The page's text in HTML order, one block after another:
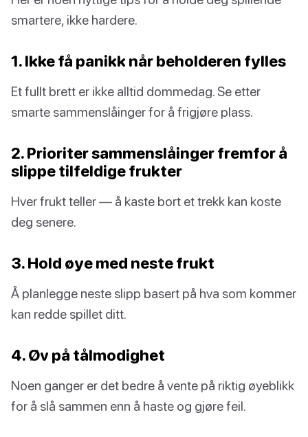
smartere, ikke hardere.
1. Ikke få panikk når beholderen fylles
Et fullt brett er ikke alltid dommedag. Se etter
smarte sammenslåinger for å frigjøre plass.
2. Prioriter sammenslåinger fremfor å
slippe tilfeldige frukter
Hver frukt teller — å kaste bort et trekk kan koste
deg senere.
3. Hold øye med neste frukt
Å planlegge neste slipp basert på hva som kommer
kan redde spillet ditt.
4. Øv på tålmodighet
Noen ganger er det bedre å vente på riktig øyeblikk
for å slå sammen enn å haste og gjøre feil.